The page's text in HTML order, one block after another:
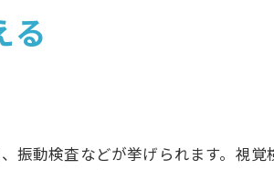
例
る
振動検査などが挙げられます。視覚